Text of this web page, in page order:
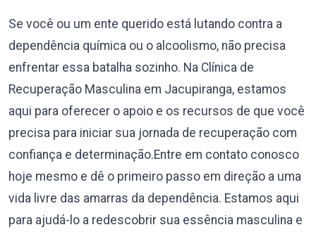
Se você ou um ente querido está lutando contra a
dependência química ou o alcoolismo, não precisa
enfrentar essa batalha sozinho. Na Clínica de
Recuperação Masculina em Jacupiranga, estamos
aqui para oferecer o apoio e os recursos de que você
precisa para iniciar sua jornada de recuperação com
confiança e determinação.Entre em contato conosco
hoje mesmo e dê o primeiro passo em direção a uma
vida livre das amarras da dependência. Estamos aqui
para ajudá-lo a redescobrir sua essência masculina e